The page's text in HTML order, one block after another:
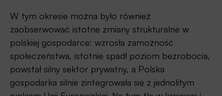
W tym okresie można było również
zaobserwować istotne zmiany strukturalne w
polskiej gospodarce: wzrosła zamożność
społeczeństwa, istotnie spadł poziom bezrobocia,
powstał silny sektor prywatny, a Polska
gospodarka silnie zintegrowała się z jednolitym